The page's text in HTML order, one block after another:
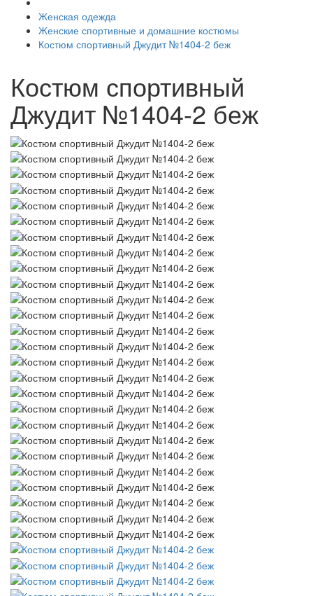
Женская одежда
Женские спортивные и домашние костюмы
Костюм спортивный Джудит №1404-2 беж
Костюм спортивный
Джудит №1404-2 беж